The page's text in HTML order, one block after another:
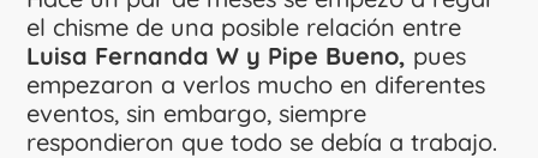
el chisme de una posible relación entre
Luisa Fernanda W y Pipe Bueno, pues
empezaron a verlos mucho en diferentes
eventos, sin embargo, siempre
respondieron que todo se debía a trabajo.